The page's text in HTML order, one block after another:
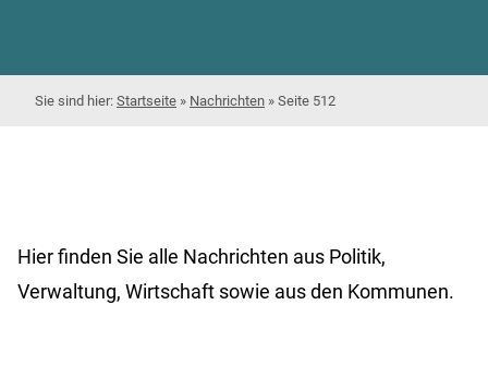
Startseite » Nachrichten » Seite 512
Hier finden Sie alle Nachrichten aus Politik,
Verwaltung, Wirtschaft sowie aus den Kommunen.